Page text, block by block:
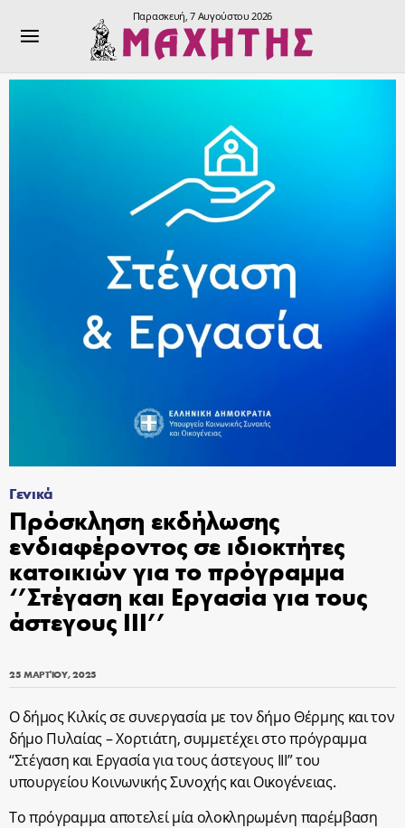
Παρασκευή, 7 Αυγούστου 2026
Γενικά
Πρόσκληση εκδήλωσης
ενδιαφέροντος σε ιδιοκτήτες
κατοικιών για το πρόγραμμα
‘’Στέγαση και Εργασία για τους
άστεγους ΙΙΙ’’
25 ΜΑΡΤΊΟΥ, 2025
Ο δήμος Κιλκίς σε συνεργασία με τον δήμο Θέρμης και τον
δήμο Πυλαίας – Χορτιάτη, συμμετέχει στο πρόγραμμα
“Στέγαση και Εργασία για τους άστεγους ΙΙΙ” του
υπουργείου Κοινωνικής Συνοχής και Οικογένειας.
Το πρόγραμμα αποτελεί μία ολοκληρωμένη παρέμβαση